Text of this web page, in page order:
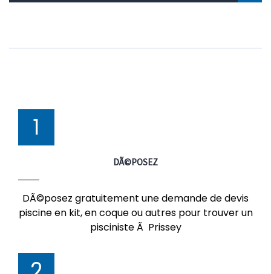
1
DÃ©POSEZ
DÃ©posez gratuitement une demande de devis
piscine en kit, en coque ou autres pour trouver un
pisciniste Ã Prissey